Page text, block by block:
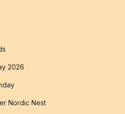
2026
Nordic Nest